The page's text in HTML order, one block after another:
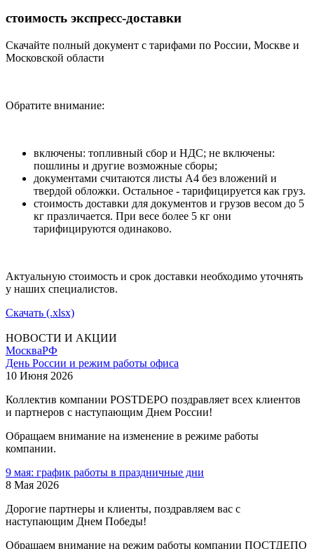
стоимость экспресс-доставки
Скачайте полный документ с тарифами по России, Москве и
Московской области
Обратите внимание:
включены: топливный сбор и НДС; не включены:
пошлины и другие возможные сборы;
документами считаются листы А4 без вложений и
твердой обложки. Остальное - тарифицируется как груз.
стоимость доставки для документов и грузов весом до 5
кг празличается. При весе более 5 кг они
тарифицируются одинаково.
Актуальную стоимость и срок доставки необходимо уточнять
у наших специалистов.
Скачать (.xlsx)
НОВОСТИ И АКЦИИ
МоскваРФ
День России и режим работы офиса
10 Июня 2026
Коллектив компании POSTDEPO поздравляет всех клиентов
и партнеров с наступающим Днем России!
Обращаем внимание на изменение в режиме работы
компании.
9 мая: график работы в праздничные дни
8 Мая 2026
Дорогие партнеры и клиенты, поздравляем вас с
наступающим Днем Победы!
Обращаем внимание на режим работы компании ПОСТДЕПО